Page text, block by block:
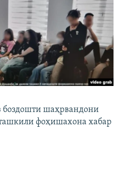
боздошти шаҳрвандони
фоҳишахона хабар